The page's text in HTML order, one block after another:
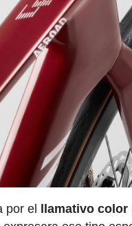
por el llamativo color